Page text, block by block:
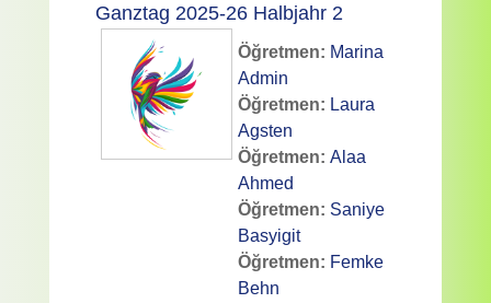
Ganztag 2025-26 Halbjahr 2
Öğretmen: Marina
Admin
Öğretmen: Laura
Agsten
Öğretmen: Alaa
Ahmed
Öğretmen: Saniye
Basyigit
Öğretmen: Femke
Behn